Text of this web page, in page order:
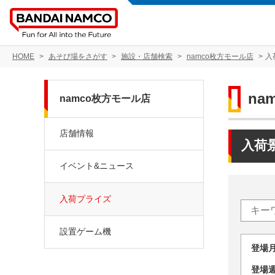
HOME あそび場をさがす 施設・店舗検索 namco枚方モール店 入
入荷
登
登
namco枚方モール店
店舗情報
イベント&ニュース
入荷プライズ
設置ゲーム機